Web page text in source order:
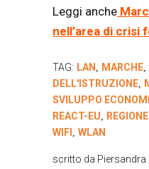
Leggi anche
nell’area di crisi
TAG: LAN MARCHE
DELL'ISTRUZIONE
SVILUPPO
REACT-EU
WIFI WLAN
scritto da Piersandra